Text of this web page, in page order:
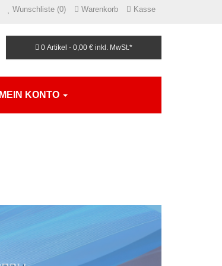
Wunschliste (0) Warenkorb Kasse
0 Artikel - 0,00 € inkl. MwSt.*
MEIN KONTO